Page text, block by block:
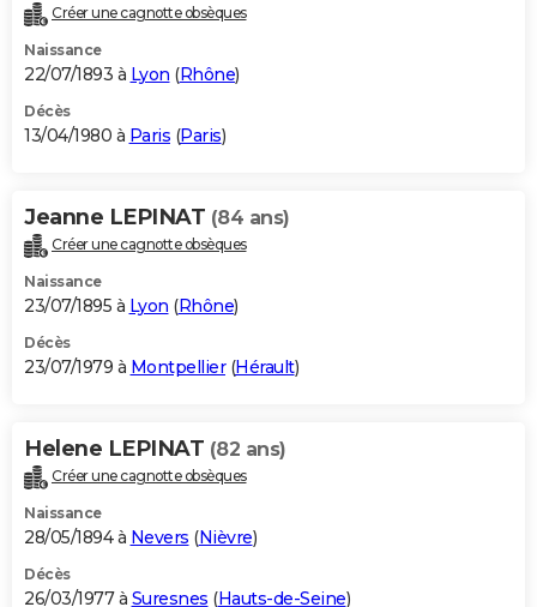
Créer une cagnotte obsèques
Naissance
22/07/1893 à Lyon (Rhône)
Décès
13/04/1980 à Paris (Paris)
Jeanne LEPINAT (84 ans)
Créer une cagnotte obsèques
Naissance
23/07/1895 à Lyon (Rhône)
Décès
23/07/1979 à Montpellier(Hérault)
Helene LEPINAT (82 ans)
Créer une cagnotte obsèques
Naissance
28/05/1894 à Nevers (Nièvre)
Décès
26/03/1977 à Suresnes (Hauts-de-Seine)